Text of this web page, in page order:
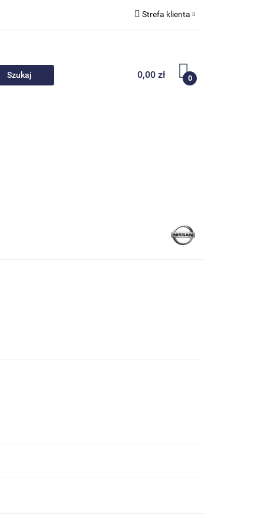
Strefa klienta
Zarejestruj się
Dodaj zgłoszenie
0,00 zł 0